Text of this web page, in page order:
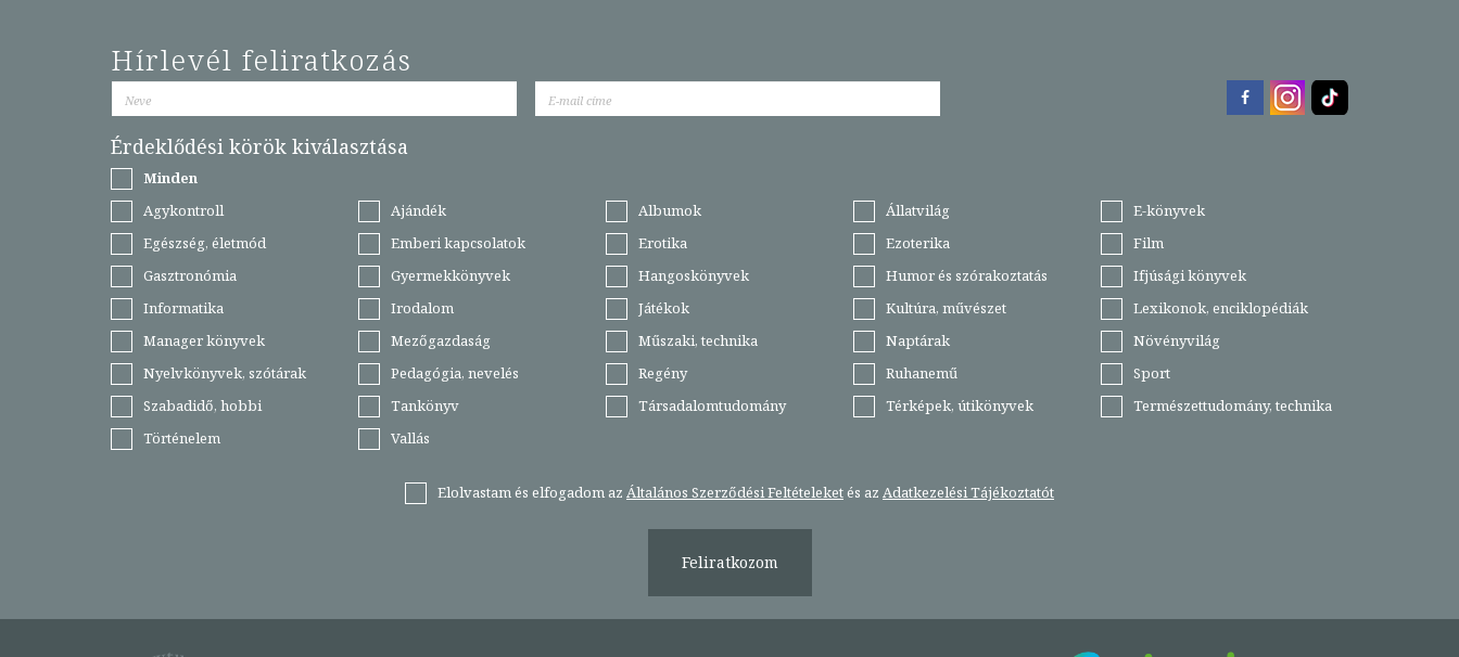
Hírlevél feliratkozás
Érdeklődési körök kiválasztása
Minden
Agykontroll
Ajándék Albumok Állatvilág
E-könyvek
Egészség, életmód
Emberi kapcsolatok Erotika Ezoterika
Film
Gasztronómia
Gyermekkönyvek Hangoskönyvek Humor és szórakoztatás
Ifjúsági könyvek
Informatika
Irodalom Játékok Kultúra, művészet
Lexikonok, enciklopédiák
Manager könyvek
Mezőgazdaság Műszaki, technika Naptárak
Növényvilág
Nyelvkönyvek, szótárak
Pedagógia, nevelés Regény Ruhanemű
Sport
Szabadidő, hobbi
Tankönyv Társadalomtudomány Térképek, útikönyvek
Természettudomány, technika
Történelem
Vallás
Elolvastam és elfogadom az Általános Szerződési Feltételeketés az Adatkezelési Tájékoztatót
Feliratkozom